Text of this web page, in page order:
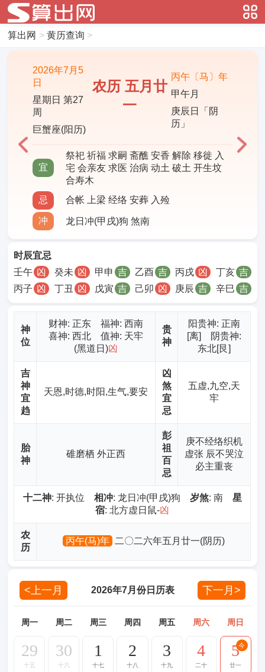
算出网 > 黄历查询 >
2026年7月5
日
星期日 第27
周
巨蟹座(阳历)
农历 五月廿
一
丙午〔马〕年
甲午月
庚辰日「阴
历」
宜
祭祀 祈福 求嗣 斋醮 安香 解除 移徙 入
宅 会亲友 求医 治病 动土 破土 开生坟
合寿木
忌
合帐 上梁 经络 安葬 入殓
冲 龙日冲(甲戌)狗 煞南
时辰宜忌
丙子 凶 丁丑 凶 戊寅 吉 己卯 凶 庚辰 吉 辛巳 吉
壬午 凶 癸未 凶 甲申 吉 乙酉 吉 丙戌 凶 丁亥 吉
神
位
财神: 正东 福神: 西南
喜神: 西北 值神: 天牢
(黑道日)凶
贵
神
阳贵神: 正南
[离] 阴贵神:
东北[艮]
吉
神
宜
趋
天恩,时德,时阳,生气,要安
凶
煞
宜
忌
五虚,九空,天
牢
胎
神
碓磨栖 外正西
彭
祖
百
忌
庚不经络织机
虚张 辰不哭泣
必主重丧
十二神: 开执位 相冲: 龙日冲(甲戌)狗 岁煞: 南 星
宿: 北方虚日鼠-凶
农
历
丙午(马)年 二〇二六年五月廿一(阴历)
<上一月 2026年7月份日历表 下一月>
周一 周二 周三 周四 周五 周六 周日
29
十五
30
十六
1
十七
2
十八
3
十九
4
二十
5
廿一
今